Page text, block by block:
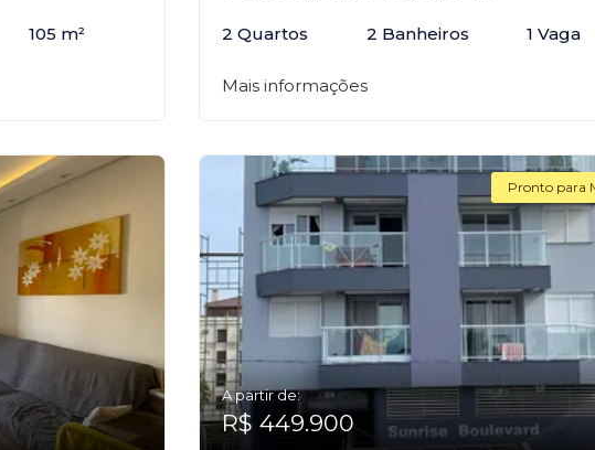
105 m² 2 Quartos 2 Banheiros 1 Vaga
Mais informações
Pronto para
A partir de:
R$ 449.900